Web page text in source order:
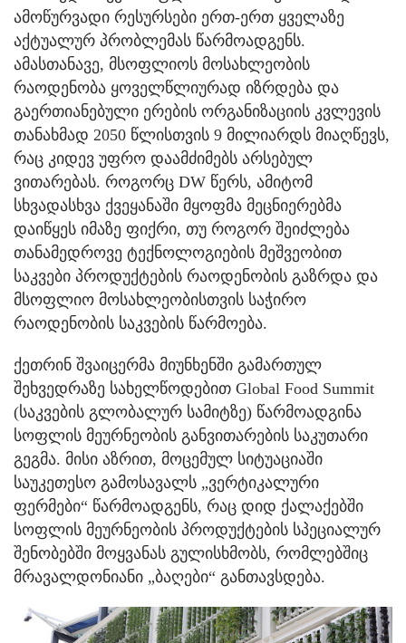
ამოწურვადი რესურსები ერთ-ერთ ყველაზე
აქტუალურ პრობლემას წარმოადგენს.
ამასთანავე, მსოფლიოს მოსახლეობის
რაოდენობა ყოველწლიურად იზრდება და
გაერთიანებული ერების ორგანიზაციის კვლევის
თანახმად 2050 წლისთვის 9 მილიარდს მიაღწევს,
რაც კიდევ უფრო დაამძიმებს არსებულ
ვითარებას. როგორც DW წერს, ამიტომ
სხვადასხვა ქვეყანაში მყოფმა მეცნიერებმა
დაიწყეს იმაზე ფიქრი, თუ როგორ შეიძლება
თანამედროვე ტექნოლოგიების მეშვეობით
საკვები პროდუქტების რაოდენობის გაზრდა და
მსოფლიო მოსახლეობისთვის საჭირო
რაოდენობის საკვების წარმოება.
ქეთრინ შვაიცერმა მიუნხენში გამართულ
შეხვედრაზე სახელწოდებით Global Food Summit
(საკვების გლობალურ სამიტზე) წარმოადგინა
სოფლის მეურნეობის განვითარების საკუთარი
გეგმა. მისი აზრით, მოცემულ სიტუაციაში
საუკეთესო გამოსავალს „ვერტიკალური
ფერმები“ წარმოადგენს, რაც დიდ ქალაქებში
სოფლის მეურნეობის პროდუქტების სპეციალურ
შენობებში მოყვანას გულისხმობს, რომლებშიც
მრავალდონიანი „ბაღები“ განთავსდება.